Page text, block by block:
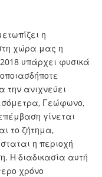
η
χώρα μας η
υπάρχει φυσικά
την ανιχνεύει
Γεώφωνο,
γίνεται
το ζήτημα,
η περιοχή
Η διαδικασία αυτή
χρόνο